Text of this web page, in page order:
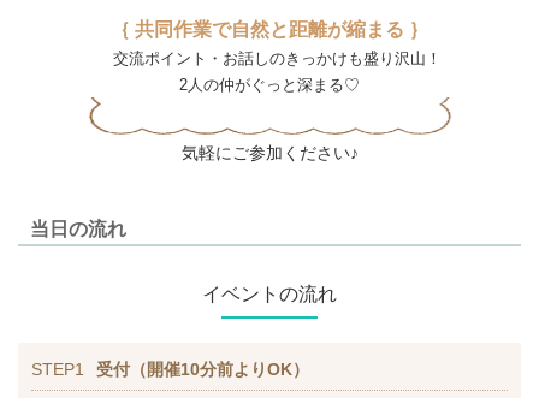
｛ 共同作業で自然と距離が縮まる ｝
交流ポイント・お話しのきっかけも盛り沢山！
2人の仲がぐっと深まる♡
気軽にご参加ください♪
当日の流れ
イベントの流れ
STEP1 受付（開催10分前よりOK）